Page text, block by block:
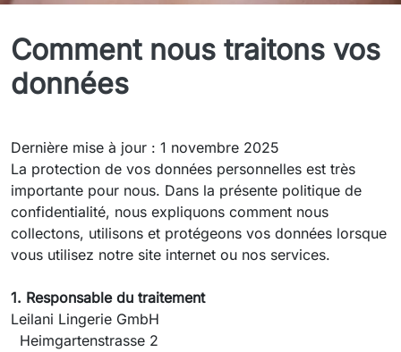
Politique de confidentialité
Comment nous traitons vos
données
Dernière mise à jour : 1 novembre 2025
La protection de vos données personnelles est très
importante pour nous. Dans la présente politique de
confidentialité, nous expliquons comment nous
collectons, utilisons et protégeons vos données lorsque
vous utilisez notre site internet ou nos services.
1. Responsable du traitement
Leilani Lingerie GmbH
Heimgartenstrasse 2